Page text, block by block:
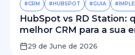
#CRM #HUBSPOT #GUIA
HubSpot vs RD Station:
melhor CRM para a sua
29 de June de 2026